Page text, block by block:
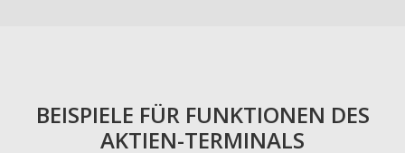
BEISPIELE FÜR FUNKTIONEN DES
AKTIEN-TERMINALS